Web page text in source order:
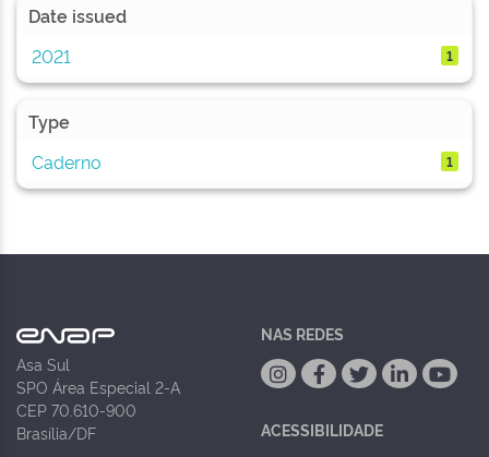
Date issued
2021
1
Type
Caderno
1
Asa Sul
SPO Área Especial 2-A
CEP 70.610-900
Brasília/DF
NAS REDES
ACESSIBILIDADE